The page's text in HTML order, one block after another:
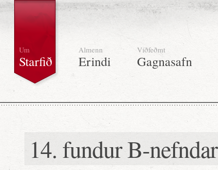
Um
Starfið
Almenn
Erindi
Víðfeðmt
Gagnasafn
14. fundur B-nefndar